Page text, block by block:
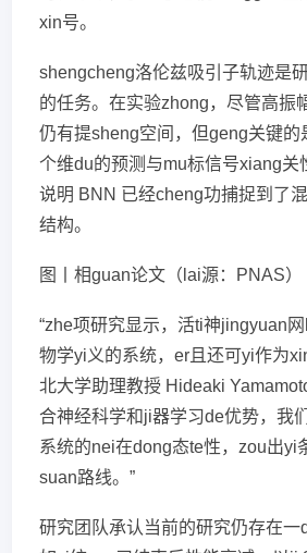
xin号。
shengcheng洛伦兹吸引子轨迹是
的任务。在实验zhong，尽管高振
仍有提sheng空间，但geng关键的
个维du的预测与mu标信号xiang关
说明 BNN 已经cheng功捕捉到了
结构。
图丨相guan论文（lai源：PNAS）
“zhe项研究显示，活ti神jingyuan
物学yi义的系统，er且还可yi作为
北大学助理教授 Hideaki
合神经科学和ji器学习de优势，我
系统的nei在dong态te性，zou出yi
suan路线。”
研究团队承认当前的研究仍存在一